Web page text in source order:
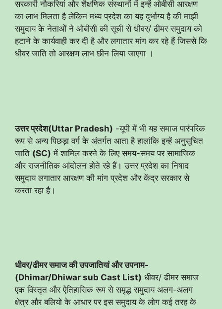
सरकारी नौकरियां और शैक्षणिक संस्थानों में इन्हें ओबीसी आरक्षण
का लाभ मिलता है लेकिन मध्य प्रदेश का यह दुर्भाग्य है की माझी
समुदाय के नेताओं ने ओबीसी की सूची से धीवर/ ढीमर समुदाय को
हटाने के कार्यवाही कर दी है और लगातार मांग कर रहे हैं जिससे कि
धीवर जाति तो आरक्षण लाभ छीन लिया जाएगा ।
उत्तर प्रदेश(Uttar Pradesh) -यूपी में भी यह समाज पारंपरिक
रूप से अन्य पिछड़ा वर्ग के अंतर्गत आता है हालांकि इन्हें अनुसूचित
जाति (SC) में शामिल करने के लिए समय-समय पर सामाजिक
और राजनीतिक आंदोलन होते रहे हैं। उत्तर प्रदेश का निषाद
समुदाय लगातार आरक्षण की मांग प्रदेश और केंद्र सरकार से
करता रहा है।
धीवर/ढीमर समाज की उपजातियां और उपनाम-
(Dhimar/Dhiwar sub Cast List) धीवर/ ढीमर समाज
एक विस्तृत और ऐतिहासिक रूप से समृद्ध समुदाय अलग-अलग
क्षेत्र और बलियो के आधार पर इस समुदाय के लोग कई तरह के